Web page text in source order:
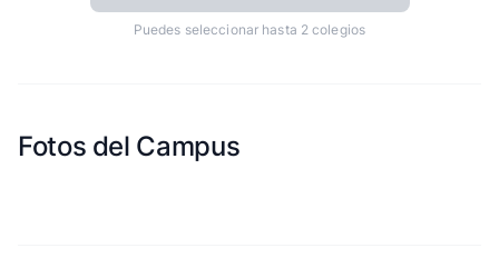
Puedes seleccionar hasta 2 colegios
Fotos del Campus